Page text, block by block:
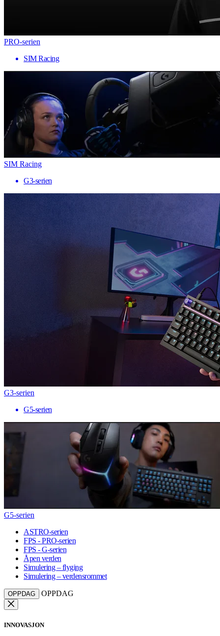
PRO-serien
SIM Racing
SIM Racing
G3-serien
G3-serien
G5-serien
G5-serien
ASTRO-serien
FPS - PRO-serien
FPS - G-serien
Åpen verden
Simulering – flyging
Simulering – verdensrommet
OPPDAG OPPDAG
INNOVASJON